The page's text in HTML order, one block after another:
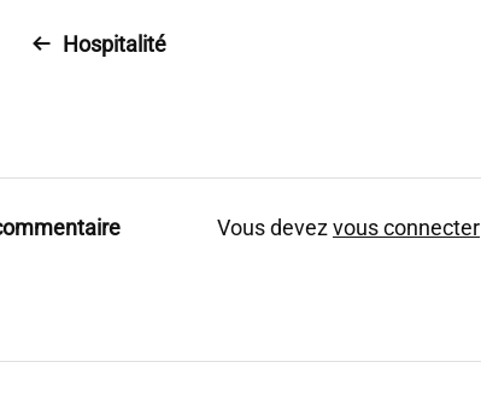
Hospitalité
Vous devezvous connecter